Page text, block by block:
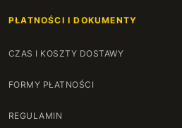
PŁATNOŚCI I DOKUMENTY
CZAS I KOSZTY DOSTAWY
FORMY PŁATNOŚCI
REGULAMIN